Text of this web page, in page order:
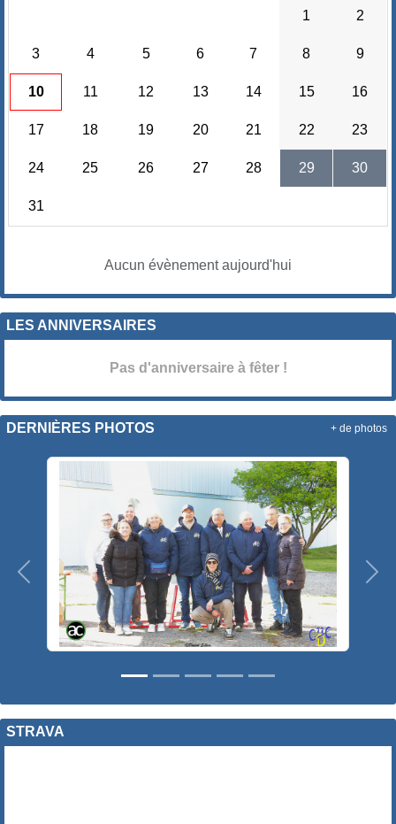
1 2
3 4 5 6 7 8 9
10 11 12 13 14 15 16
17 18 19 20 21 22 23
24 25 26 27 28 29 30
31
Aucun évènement aujourd'hui
LES ANNIVERSAIRES
Pas d'anniversaire à fêter !
DERNIÈRES PHOTOS
Précedent
+ de photos
STRAVA